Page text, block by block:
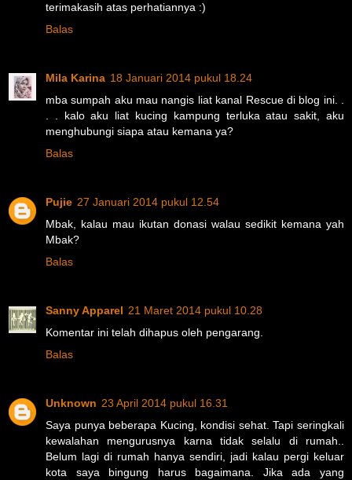
terimakasih atas perhatiannya :)
Balas
Mila Karina 18 Januari 2014 pukul 18.24
mba sumpah aku mau nangis liat kanal Rescue di blog ini. .
. . kalo aku liat kucing kampung terluka atau sakit, aku
menghubungi siapa atau kemana ya?
Balas
Pujie 27 Januari 2014 pukul 12.54
Mbak, kalau mau ikutan donasi walau sedikit kemana yah
Mbak?
Balas
Sanny Apparel 21 Maret 2014 pukul 10.28
Komentar ini telah dihapus oleh pengarang.
Balas
Unknown 23 April 2014 pukul 16.31
Saya punya beberapa Kucing, kondisi sehat. Tapi seringkali
kewalahan mengurusnya karna tidak selalu di rumah..
Belum lagi di rumah hanya sendiri, jadi kalau pergi keluar
kota saya bingung harus bagaimana. Jika ada yang